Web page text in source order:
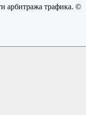
арбитража трафика. ©